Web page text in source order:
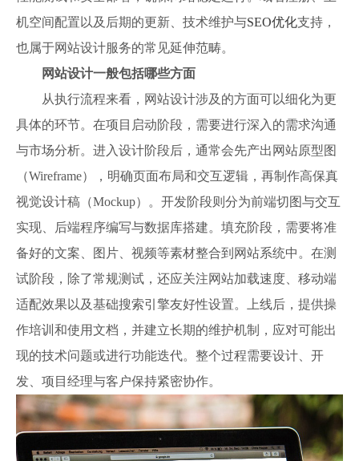
机空间配置以及后期的更新、技术维护与SEO优化支持，
也属于网站设计服务的常见延伸范畴。
网站设计一般包括哪些方面
从执行流程来看，网站设计涉及的方面可以细化为更
具体的环节。在项目启动阶段，需要进行深入的需求沟通
与市场分析。进入设计阶段后，通常会先产出网站原型图
（Wireframe），明确页面布局和交互逻辑，再制作高保真
视觉设计稿（Mockup）。开发阶段则分为前端切图与交互
实现、后端程序编写与数据库搭建。填充阶段，需要将准
备好的文案、图片、视频等素材整合到网站系统中。在测
试阶段，除了常规测试，还应关注网站加载速度、移动端
适配效果以及基础搜索引擎友好性设置。上线后，提供操
作培训和使用文档，并建立长期的维护机制，应对可能出
现的技术问题或进行功能迭代。整个过程需要设计、开
发、项目经理与客户保持紧密协作。